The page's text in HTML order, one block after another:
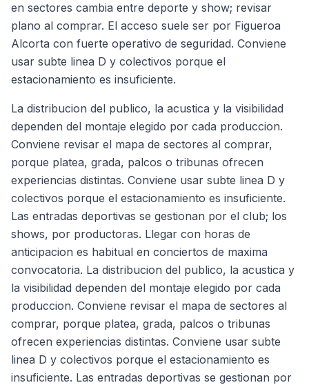
en sectores cambia entre deporte y show; revisar
plano al comprar. El acceso suele ser por Figueroa
Alcorta con fuerte operativo de seguridad. Conviene
usar subte linea D y colectivos porque el
estacionamiento es insuficiente.
La distribucion del publico, la acustica y la visibilidad
dependen del montaje elegido por cada produccion.
Conviene revisar el mapa de sectores al comprar,
porque platea, grada, palcos o tribunas ofrecen
experiencias distintas. Conviene usar subte linea D y
colectivos porque el estacionamiento es insuficiente.
Las entradas deportivas se gestionan por el club; los
shows, por productoras. Llegar con horas de
anticipacion es habitual en conciertos de maxima
convocatoria. La distribucion del publico, la acustica y
la visibilidad dependen del montaje elegido por cada
produccion. Conviene revisar el mapa de sectores al
comprar, porque platea, grada, palcos o tribunas
ofrecen experiencias distintas. Conviene usar subte
linea D y colectivos porque el estacionamiento es
insuficiente. Las entradas deportivas se gestionan por